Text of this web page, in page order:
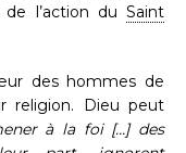
l’action du Saint
des hommes de
religion. Dieu peut
à la foi […] des